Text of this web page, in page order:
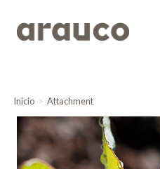
Inicio Attachment